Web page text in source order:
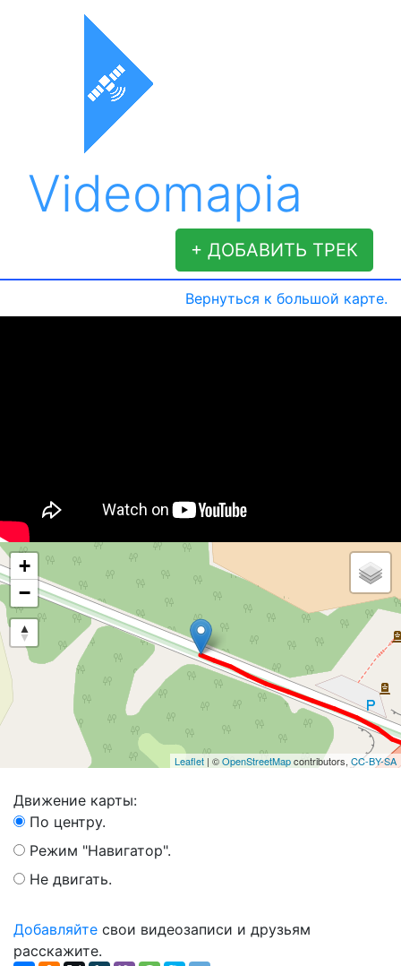
Videomapia
+ ДОБАВИТЬ ТРЕК
Вернуться к большой карте.
+
−
Leaflet | ©OpenStreetMapcontributors, CC-BY-SA
Движение карты:
По центру.
Режим "Навигатор".
Не двигать.
Добавляйте свои видеозаписи и друзьям
расскажите.